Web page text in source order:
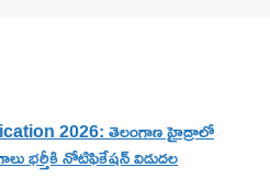
2026: తెలంగాణ హైడ్రాలో
భర్తీకి నోటిఫికేషన్ విడుదల